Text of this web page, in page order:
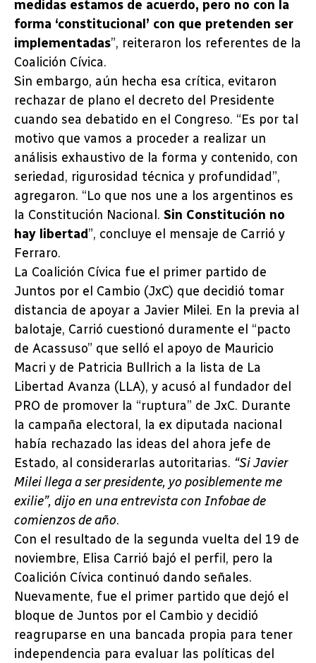
medidas estamos de acuerdo, pero no con la
forma ‘constitucional’ con que pretenden ser
implementadas”, reiteraron los referentes de la
Coalición Cívica.
Sin embargo, aún hecha esa crítica, evitaron
rechazar de plano el decreto del Presidente
cuando sea debatido en el Congreso. “Es por tal
motivo que vamos a proceder a realizar un
análisis exhaustivo de la forma y contenido, con
seriedad, rigurosidad técnica y profundidad”,
agregaron. “Lo que nos une a los argentinos es
la Constitución Nacional. Sin Constitución no
hay libertad”, concluye el mensaje de Carrió y
Ferraro.
La Coalición Cívica fue el primer partido de
Juntos por el Cambio (JxC) que decidió tomar
distancia de apoyar a Javier Milei. En la previa al
balotaje, Carrió cuestionó duramente el “pacto
de Acassuso” que selló el apoyo de Mauricio
Macri y de Patricia Bullrich a la lista de La
Libertad Avanza (LLA), y acusó al fundador del
PRO de promover la “ruptura” de JxC. Durante
la campaña electoral, la ex diputada nacional
había rechazado las ideas del ahora jefe de
Estado, al considerarlas autoritarias. “Si Javier
Milei llega a ser presidente, yo posiblemente me
exilie”, dijo en una entrevista con Infobae de
comienzos de año.
Con el resultado de la segunda vuelta del 19 de
noviembre, Elisa Carrió bajó el perfil, pero la
Coalición Cívica continuó dando señales.
Nuevamente, fue el primer partido que dejó el
bloque de Juntos por el Cambio y decidió
reagruparse en una bancada propia para tener
independencia para evaluar las políticas del